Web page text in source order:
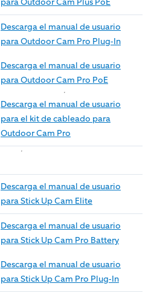
Descarga el manual de usuario
para Outdoor Cam Pro Plug-In
Descarga el manual de usuario
para Outdoor Cam Pro PoE
Descarga el manual de usuario
para el kit de cableado para
Outdoor Cam Pro
Descarga el manual de usuario
para Stick Up Cam Elite
Descarga el manual de usuario
para Stick Up Cam Pro Battery
Descarga el manual de usuario
para Stick Up Cam Pro Plug-In